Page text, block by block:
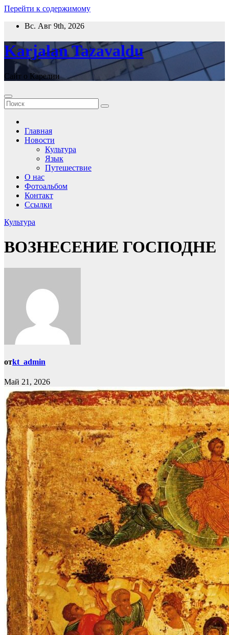
Перейти к содержимому
Вс. Авг 9th, 2026
Karjalan Tazavaldu
Сайт о Карелии
Главная
Новости
Культура
Язык
Путешествие
О нас
Фотоальбом
Контакт
Ссылки
Культура
ВОЗНЕСЕНИЕ ГОСПОДНЕ
отkt_admin
Май 21, 2026